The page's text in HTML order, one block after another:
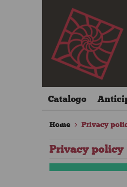
Catalogo
Home Privacy
Privacy policy